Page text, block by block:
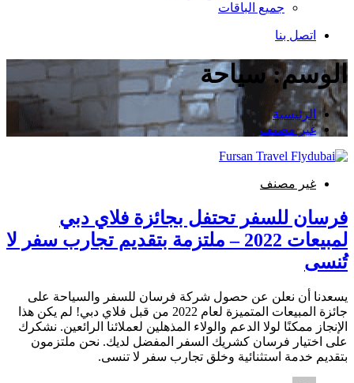
جميع الباقات
اتصل بنا
الوسم:سياحة
الرئيسية
غير مصنف
غير مصنف
فرسان للسفر تحتفل بجائزة فلاي دبي
لمبيعات 2022 – ملتزمة بتقديم تجارب سفر لا
تُنسى
يسعدنا أن نعلن عن حصول شركة فرسان للسفر والسياحة على
جائزة المبيعات المتميزة لعام 2022 من قبل فلاي دبي! لم يكن هذا
الإنجاز ممكنًا لولا الدعم والولاء المذهلين لعملائنا الرائعين. نشكرك
على اختيار فرسان كشريك السفر المفضل لديك. نحن ملتزمون
بتقديم خدمة استثنائية وخلق تجارب سفر لا تنسى.